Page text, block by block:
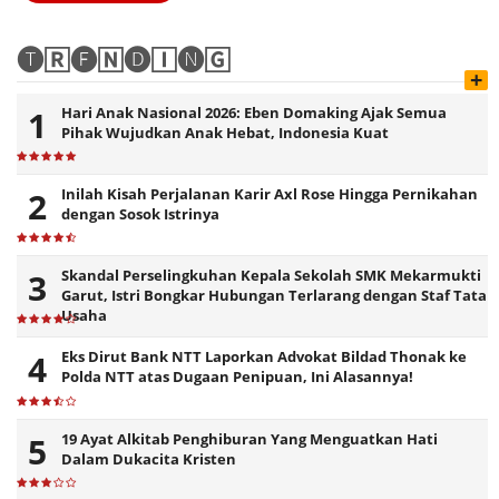
🅣🅁🅔🄽🅓🄸🅝🄶
+
Hari Anak Nasional 2026: Eben Domaking Ajak Semua
Pihak Wujudkan Anak Hebat, Indonesia Kuat
Inilah Kisah Perjalanan Karir Axl Rose Hingga Pernikahan
dengan Sosok Istrinya
Skandal Perselingkuhan Kepala Sekolah SMK Mekarmukti
Garut, Istri Bongkar Hubungan Terlarang dengan Staf Tata
Usaha
Eks Dirut Bank NTT Laporkan Advokat Bildad Thonak ke
Polda NTT atas Dugaan Penipuan, Ini Alasannya!
19 Ayat Alkitab Penghiburan Yang Menguatkan Hati
Dalam Dukacita Kristen